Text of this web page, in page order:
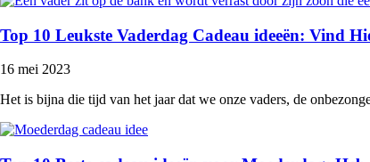
Top 10 Leukste Vaderdag Cadeau ideeën: Vind
16 mei 2023
Het is bijna die tijd van het jaar dat we onze vaders, de